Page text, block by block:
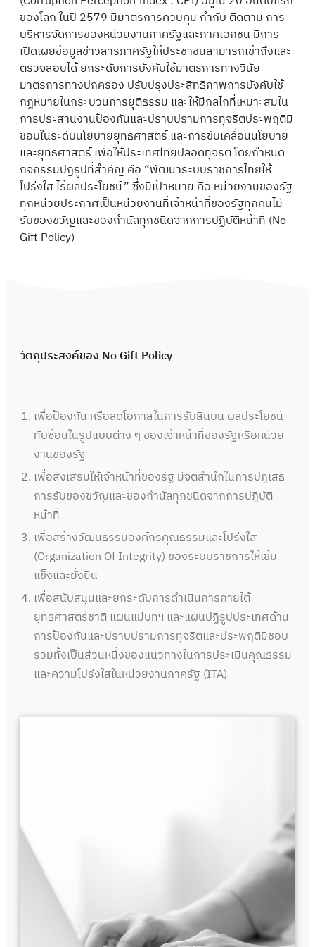
ของโลก ในปี 2579 มีมาตรการควบคุม กำกับ ติดตาม การ
บริหารจัดการของหน่วยงานภาครัฐและภาคเอกชน มีการ
เปิดเผยข้อมูลข่าวสารภาครัฐให้ประชาชนสามารถเข้าถึงและ
ตรวจสอบได้ ยกระดับการบังคับใช้มาตรการทางวินัย
มาตรการทางปกครอง ปรับปรุงประสิทธิภาพการบังคับใช้
กฎหมายในกระบวนการยุติธรรม และให้มีกลไกที่เหมาะสมใน
การประสานงานป้องกันและปราบปรามการทุจริตประพฤติมิ
ชอบในระดับนโยบายยุทธศาสตร์ และการขับเคลื่อนนโยบาย
และยุทธศาสตร์ เพื่อให้ประเทศไทยปลอดทุจริต โดยกำหนด
กิจกรรมปฏิรูปที่สำคัญ คือ “พัฒนาระบบราชการไทยให้
โปร่งใส ไร้ผลประโยชน์” ซึ่งมีเป้าหมาย คือ หน่วยงานของรัฐ
ทุกหน่วยประกาศเป็นหน่วยงานที่เจ้าหน้าที่ของรัฐทุกคนไม่
รับของขวัญและของกำนัลทุกชนิดจากการปฏิบัติหน้าที่ (No
Gift Policy)
วัตถุประสงค์ของ No Gift Policy
เพื่อป้องกัน หรือลดโอกาสในการรับสินบน ผลประโยชน์
ทับซ้อนในรูปแบบต่าง ๆ ของเจ้าหน้าที่ของรัฐหรือหน่วย
งานของรัฐ
เพื่อส่งเสริมให้เจ้าหน้าที่ของรัฐ มีจิตสำนึกในการปฏิเสธ
การรับของขวัญและของกำนัลทุกชนิดจากการปฏิบัติ
หน้าที่
เพื่อสร้างวัฒนธรรมองค์กรคุณธรรมและโปร่งใส
(Organization Of Integrity) ของระบบราชการให้เข้ม
แข็งและยั่งยืน
เพื่อสนับสนุนและยกระดับการดำเนินการภายใต้
ยุทธศาสตร์ชาติ แผนแม่บทฯ และแผนปฏิรูปประเทศด้าน
การป้องกันและปราบปรามการทุจริตและประพฤติมิชอบ
รวมทั้งเป็นส่วนหนึ่งของแนวทางในการประเมินคุณธรรม
และความโปร่งใสในหน่วยงานภาครัฐ (ITA)